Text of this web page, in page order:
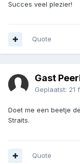
Succes veel plezier!
Quote
Gast
Geplaatst: 21
Doet me een beetje
Straits.
Quote